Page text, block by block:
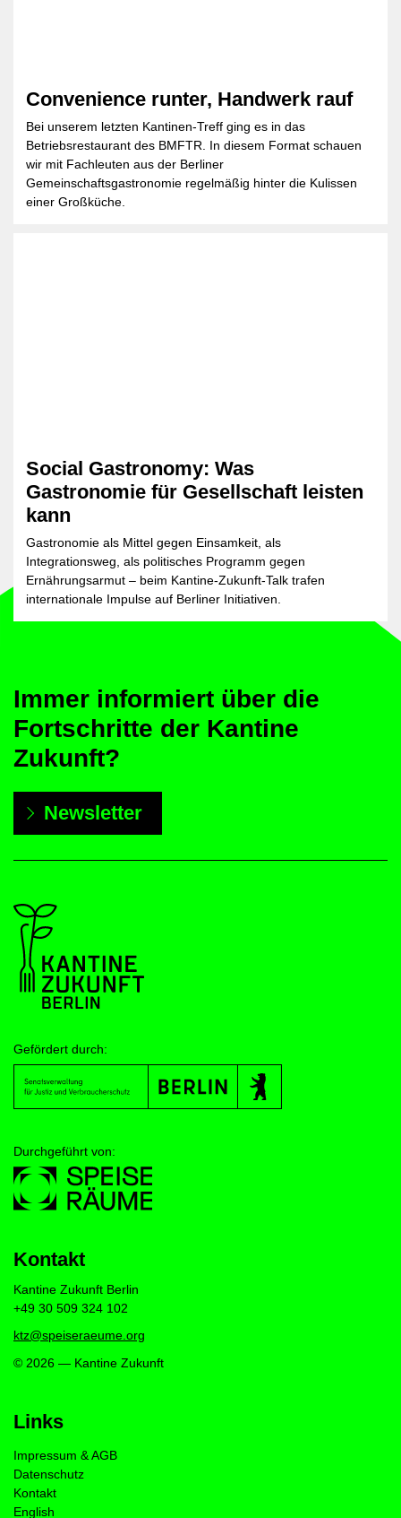
Convenience runter, Handwerk rauf
Bei unserem letzten Kantinen-Treff ging es in das
Betriebsrestaurant des BMFTR. In diesem Format schauen
wir mit Fachleuten aus der Berliner
Gemeinschaftsgastronomie regelmäßig hinter die Kulissen
einer Großküche.
Social Gastronomy: Was
Gastronomie für Gesellschaft leisten
kann
Gastronomie als Mittel gegen Einsamkeit, als
Integrationsweg, als politisches Programm gegen
Ernährungsarmut – beim Kantine-Zukunft-Talk trafen
internationale Impulse auf Berliner Initiativen.
Immer informiert über die
Fortschritte der Kantine
Zukunft?
Newsletter
Gefördert durch:
Durchgeführt von:
Kontakt
Kantine Zukunft Berlin
+49 30 509 324 102
ktz@speiseraeume.org
© 2026 — Kantine Zukunft
Links
Impressum & AGB
Datenschutz
Kontakt
English